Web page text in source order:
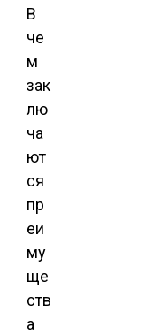
В
че
м
зак
лю
ча
ют
ся
пр
еи
му
ще
ств
а